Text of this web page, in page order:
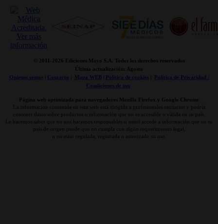
© 2011- 2026 Ediciones Mayo S.A. Todos los derechos reservados
Última actualización: Agosto
Quienes somos| Contacto Mapa WEB| Politica de cookies|
Politica de Privacidad /
Condiciones de uso
Página web optimizada para navegadores Mozilla Firefox y Google Chrome
La información contenida en esta web está dirigida a profesionales sanitarios y podría
contener datos sobre productos o información que no es accesible o válida en su país.
Le hacemos saber que no nos hacemos responsables si usted accede a información que en su
país de origen puede que no cumpla con algún requerimiento legal,
o no estar regulada, registrada o autorizado su uso.